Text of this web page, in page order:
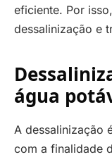
eficiente. Por
dessalinização e
água
A dessalinização
com a finalidade